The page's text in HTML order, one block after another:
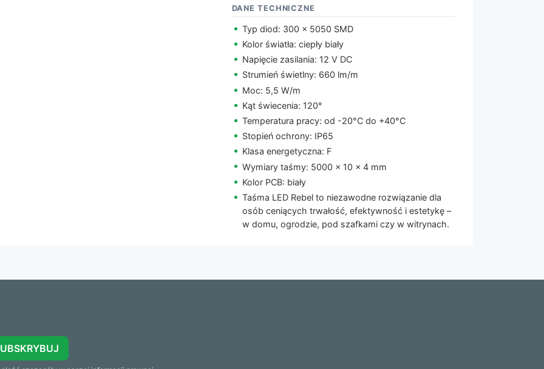
DANE TECHNICZNE
Typ diod: 300 × 5050 SMD
Kolor światła: ciepły biały
Napięcie zasilania: 12 V DC
Strumień świetlny: 660 lm/m
Moc: 5,5 W/m
Kąt świecenia: 120°
Temperatura pracy: od -20°C do +40°C
Stopień ochrony: IP65
Klasa energetyczna: F
Wymiary taśmy: 5000 × 10 × 4 mm
Kolor PCB: biały
Taśma LED Rebel to niezawodne rozwiązanie dla
osób ceniących trwałość, efektywność i estetykę –
w domu, ogrodzie, pod szafkami czy w witrynach.